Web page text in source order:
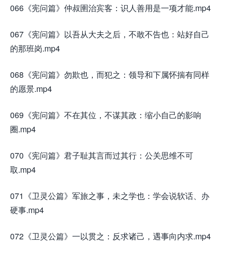
066《宪问篇》仲叔圉治宾客：识人善用是一项才能.mp4
067《宪问篇》以吾从大夫之后，不敢不告也：站好自己
的那班岗.mp4
068《宪问篇》勿欺也，而犯之：领导和下属怀揣有同样
的愿景.mp4
069《宪问篇》不在其位，不谋其政：缩小自己的影响
圈.mp4
070《宪问篇》君子耻其言而过其行：公关思维不可
取.mp4
071《卫灵公篇》军旅之事，未之学也：学会说软话、办
硬事.mp4
072《卫灵公篇》一以贯之：反求诸己，遇事向内求.mp4